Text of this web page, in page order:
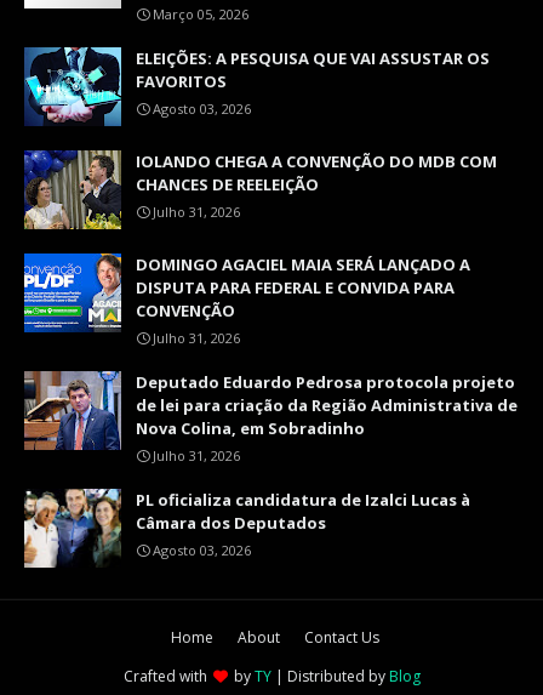
Março 05, 2026
ELEIÇÕES: A PESQUISA QUE VAI ASSUSTAR OS
FAVORITOS
Agosto 03, 2026
IOLANDO CHEGA A CONVENÇÃO DO MDB COM
CHANCES DE REELEIÇÃO
Julho 31, 2026
DOMINGO AGACIEL MAIA SERÁ LANÇADO A
DISPUTA PARA FEDERAL E CONVIDA PARA
CONVENÇÃO
Julho 31, 2026
Deputado Eduardo Pedrosa protocola projeto
de lei para criação da Região Administrativa de
Nova Colina, em Sobradinho
Julho 31, 2026
PL oficializa candidatura de Izalci Lucas à
Câmara dos Deputados
Agosto 03, 2026
Home About
Contact Us
Crafted with
byTY| Distributed by Blog